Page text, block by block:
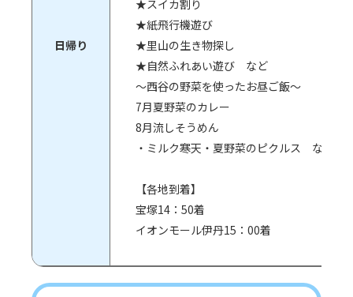
日帰り
★スイカ割り
★紙飛行機遊び
★里山の生き物探し
★自然ふれあい遊び など
～西谷の野菜を使ったお昼ご飯～
7月夏野菜のカレー
8月流しそうめん
・ミルク寒天・夏野菜のピクルス など
【各地到着】
宝塚14：50着
イオンモール伊丹15：00着